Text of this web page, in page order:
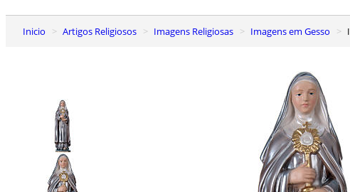
Inicio Artigos Religiosos Imagens Religiosas Imagens em Gesso